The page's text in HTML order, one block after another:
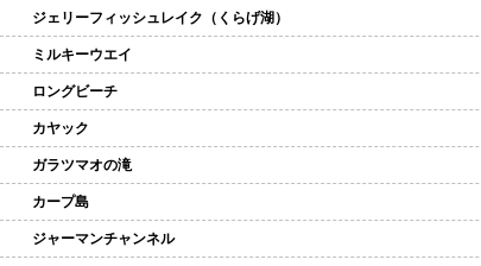
ジェリーフィッシュレイク（くらげ湖）
ミルキーウエイ
ロングビーチ
カヤック
ガラツマオの滝
カープ島
ジャーマンチャンネル